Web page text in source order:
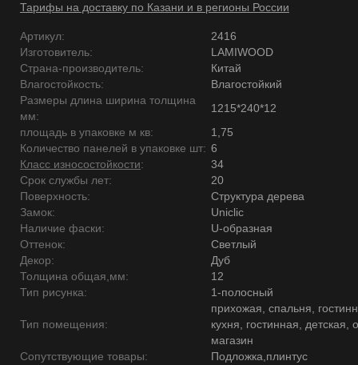
Тарифы на доставку по Казани и в регионы России
Артикул:
2416
Изготовитель:
LAMIWOOD
Страна-производитель:
Китай
Влагостойкость:
Влагостойкий
Размеры длина ширина толщина
мм:
1215*240*12
площадь в упаковке м кв:
1,75
Количество панелей в упаковке шт: 6
Класс износостойкости:
34
Срок службы лет:
20
Поверхность:
Структура дерева
Замок:
Uniclic
Наличие фаски:
U-образная
Оттенок:
Светлый
Декор:
Дуб
Толщина общая,мм:
12
Тип рисунка:
1-полосный
Тип помещения:
прихожая, спальня,
кухня, гостинная, детская,
магазин
Сопутствующие товары:
Подложка,плинтус